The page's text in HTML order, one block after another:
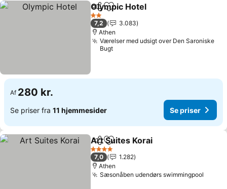
Del Føj til favoritter
Olympic Hotel
2 Stjerner
7,2
3.083
Athen
Værelser med udsigt over Den Saroniske
Bugt
Af 280 kr.
Se priser fra 11 hjemmesider Se priser
Del Føj til favoritter
Art Suites Korai
4 Stjerner
7,0
1.282
Athen
Sæsonåben udendørs swimmingpool